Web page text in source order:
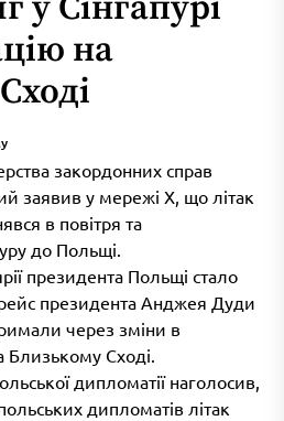
у Сінгапурі
на
закордонних справ
заявив у мережі X, що літак
в повітря та
до Польщі.
президента Польщі стало
президента Анджея Дуди
через зміни в
Близькому Сході.
дипломатії наголосив,
дипломатів літак